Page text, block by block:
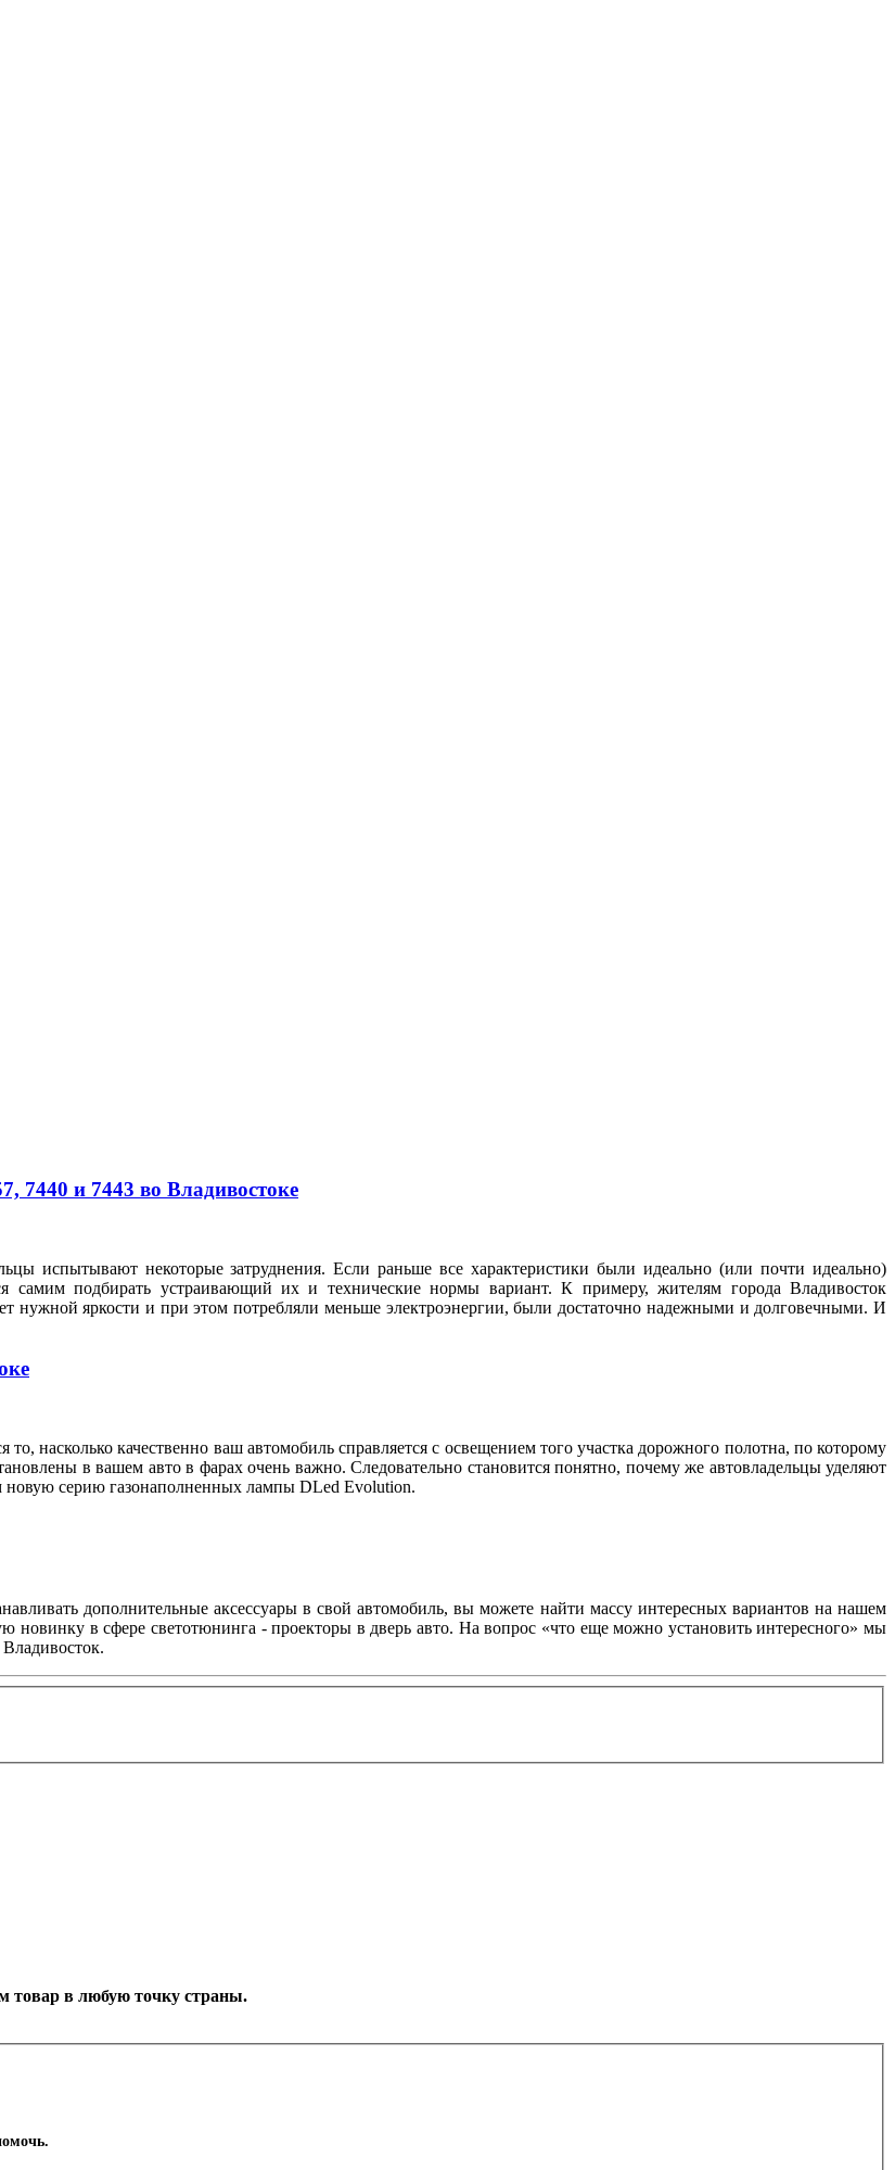
7440 и 7443 во Владивостоке
испытывают некоторые затруднения. Если раньше все характеристики были идеально (или почти идеально)
самим подбирать устраивающий их и технические нормы вариант. К примеру, жителям города Владивосток
нужной яркости и при этом потребляли меньше электроэнергии, были достаточно надежными и долговечными. И
насколько качественно ваш автомобиль справляется с освещением того участка дорожного полотна, по которому
в вашем авто в фарах очень важно. Следовательно становится понятно, почему же автовладельцы уделяют
новую серию газонаполненных лампы DLed Evolution.
дополнительные аксессуары в свой автомобиль, вы можете найти массу интересных вариантов на нашем
новинку в сфере светотюнинга - проекторы в дверь авто. На вопрос «что еще можно установить интересного» мы
товар в любую точку страны.